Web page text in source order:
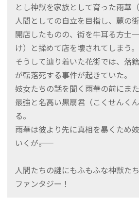
とし神獣を家族として育った雨華（
人間としての自立を目指し、麓の
開店したものの、街を牛耳る方士
け）と揉めて店を壊されてしまう。
そうして辿り着いた花街では、落
が転落死する事件が起きていた。
妓女たちの話を聞く雨華の前にま
最強と名高い黒扇君（こくせんく
る。
雨華は彼より先に真相を暴くため
いくが――。
人間たちの謎にもふもふな神獣た
ファンタジー！